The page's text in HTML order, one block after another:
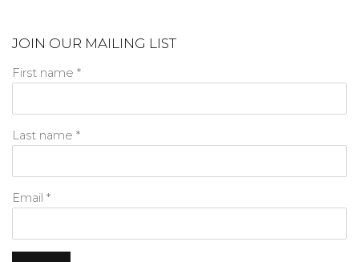
JOIN OUR MAILING LIST
First name *
Last name *
Email *